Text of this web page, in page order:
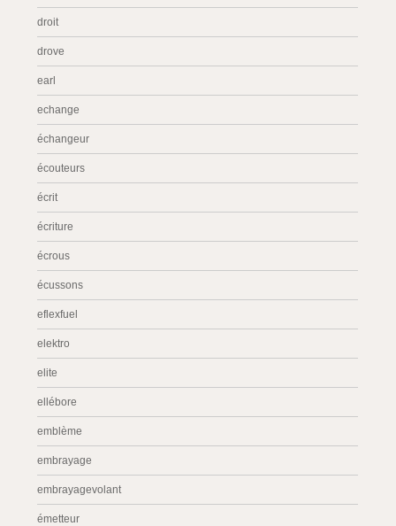
droit
drove
earl
echange
échangeur
écouteurs
écrit
écriture
écrous
écussons
eflexfuel
elektro
elite
ellébore
emblème
embrayage
embrayagevolant
émetteur